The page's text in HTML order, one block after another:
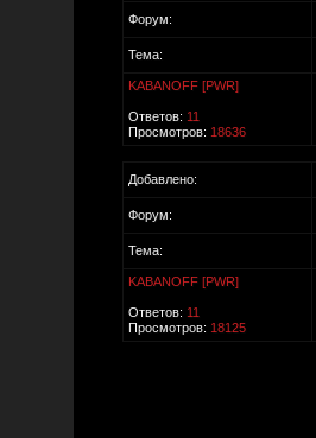
Форум:
Тема:
KABANOFF [PWR]
Ответов: 11
Просмотров: 18636
Добавлено:
Форум:
Тема:
KABANOFF [PWR]
Ответов: 11
Просмотров: 18125